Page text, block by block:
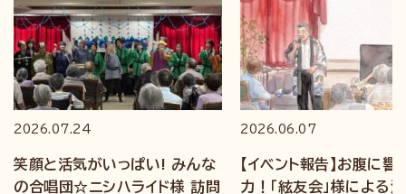
2026.07.24
笑顔と活気がいっぱい! みんな
の合唱団☆ニシハライド様 訪問
2026.06.07
【イベント報告】お腹に響
力！「絃友会」様による